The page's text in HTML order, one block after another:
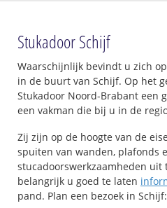
Stukadoor Schijf
Waarschijnlijk bevindt u zich
in de buurt van Schijf. Op het
Stukadoor Noord-Brabant een
een vakman die bij u in de
Zij zijn op de hoogte van de
spuiten van wanden, plafonds
stucadoorswerkzaamheden
belangrijk u goed te laten
pand. Plan een bezoek in